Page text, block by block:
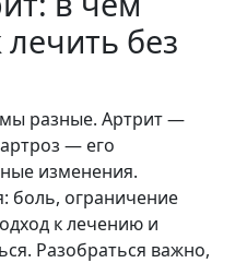
без
разные. Артрит —
— его
изменения.
боль, ограничение
к лечению и
Разобраться важно,